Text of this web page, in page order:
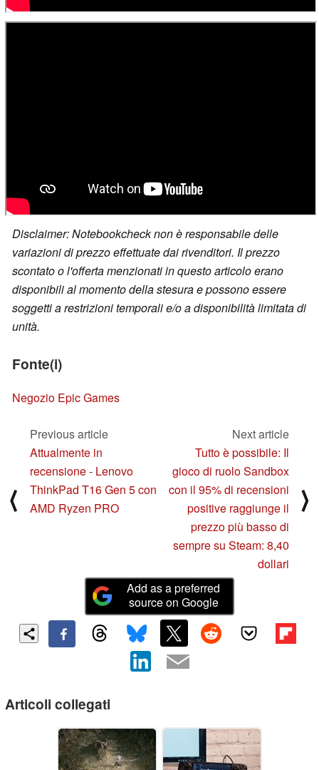
Disclaimer: Notebookcheck non è responsabile delle
variazioni di prezzo effettuate dai rivenditori. Il prezzo
scontato o l'offerta menzionati in questo articolo erano
disponibili al momento della stesura e possono essere
soggetti a restrizioni temporali e/o a disponibilità limitata di
unità.
Fonte(i)
Negozio Epic Games
⟨
Previous article
Attualmente in
recensione - Lenovo
ThinkPad T16 Gen 5 con
AMD Ryzen PRO
Next article
Tutto è possibile: Il
gioco di ruolo Sandbox
con il 95% di recensioni
positive raggiunge il
prezzo più basso di
sempre su Steam: 8,40
dollari
⟩
Add as a preferred
source on Google
Articoli collegati